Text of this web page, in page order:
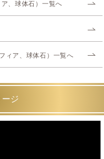
、球体石）一覧へ
ィア、球体石）一覧へ
ジ